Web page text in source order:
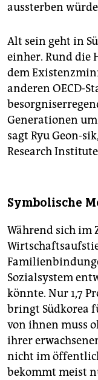
aussterben
Alt sein geht in
einher. Rund die
dem
anderen OECD-
Generationen
sagt Ryu Geon-
Research
Symbolische
Während sich im
Sozialsystem
könnte. Nur 1,7
bringt Südkorea
von ihnen muss
ihrer
nicht im
bekommt meist